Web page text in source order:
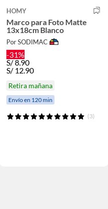
HOMY
Marco para Foto Matte
13x18cm Blanco
Por SODIMAC
-31%
S/8.90
S/ 12.90
Retira mañana
Envío en 120 min
(3)